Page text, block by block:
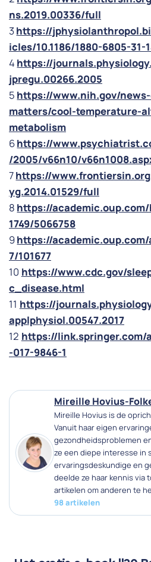
ns.2019.00336/full
3https://
icles/10.1186/1880-6805-31-
4 https://
jpregu.00266.2005
5 https://www.nih.gov/
matters/cool-temperature-
metabolism
6https://
/2005/v66n10/
7https://
yg.2014.01529/full
8 https://
1749/5066758
9https://
7/101677
10 https://www.cdc.gov/
c_disease.html
11 https://
applphysiol.00547.2017
12 https://link.springer.com/
-017-9846-1
Mireille Hovius-
Mireille Hovius is de
Vanuit haar eigen
gezondheidsproblemen
ze een diepe interesse in
ervaringsdeskundige en
deelde ze haar kennis via
artikelen om anderen te
98 artikelen